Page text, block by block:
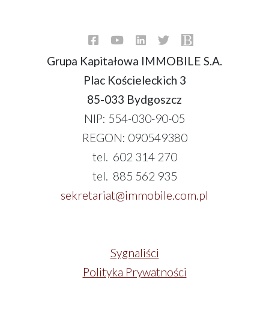
Grupa Kapitałowa IMMOBILE S.A.
Plac Kościeleckich 3
85-033 Bydgoszcz
NIP: 554-030-90-05
REGON: 090549380
tel. 602 314 270
tel. 885 562 935
sekretariat@immobile.com.pl
Sygnaliści
Polityka Prywatności